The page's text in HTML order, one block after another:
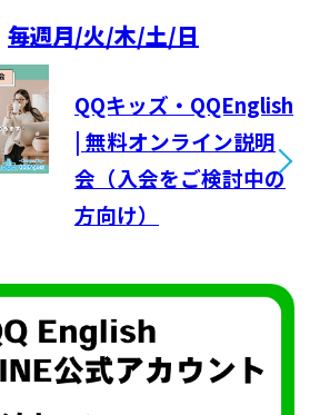
毎週月/火/木/土/日
QQキッズ・QQEnglish
| 無料オンライン説明
会（入会をご検討中の
方向け）